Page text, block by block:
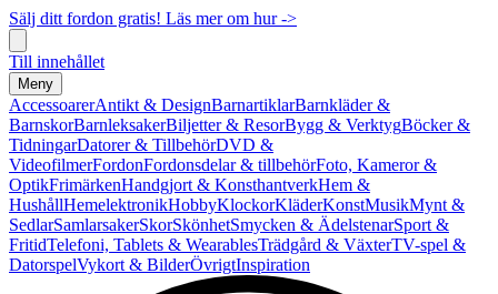
Sälj ditt fordon gratis! Läs mer om hur ->
Till innehållet
Meny
AccessoarerAntikt & DesignBarnartiklarBarnkläder &
BarnskorBarnleksakerBiljetter & ResorBygg & VerktygBöcker &
TidningarDatorer & TillbehörDVD &
VideofilmerFordonFordonsdelar & tillbehörFoto, Kameror &
OptikFrimärkenHandgjort & KonsthantverkHem &
HushållHemelektronikHobbyKlockorKläderKonstMusikMynt &
SedlarSamlarsakerSkorSkönhetSmycken & ÄdelstenarSport &
FritidTelefoni, Tablets & WearablesTrädgård & VäxterTV-spel &
DatorspelVykort & BilderÖvrigtInspiration